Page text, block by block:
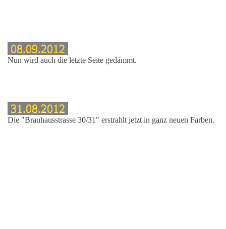
08.09.2012
Nun wird auch die letzte Seite gedämmt.
31.08.2012
Die "Brauhausstrasse 30/31" erstrahlt jetzt in ganz neuen Farben.